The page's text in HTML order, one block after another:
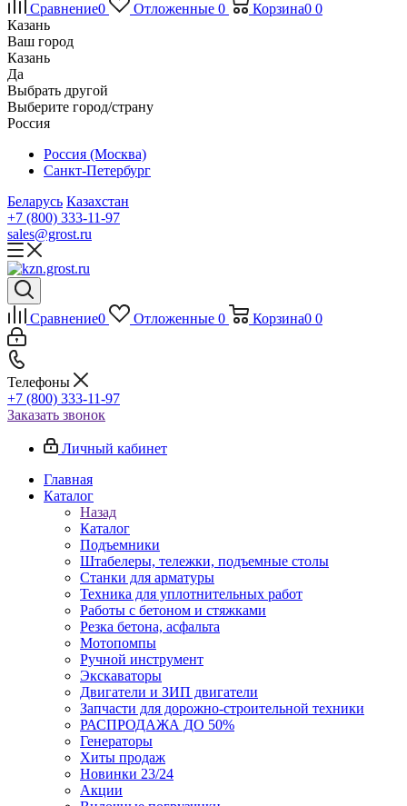
Сравнение0 Отложенные 0 Корзина0 0
Казань
Ваш город
Казань
Да
Выбрать другой
Выберите город/страну
Россия
Россия (Москва)
Санкт-Петербург
Беларусь Казахстан
+7 (800) 333-11-97
sales@grost.ru
Сравнение0 Отложенные 0 Корзина0 0
Телефоны
+7 (800) 333-11-97
Заказать звонок
Личный кабинет
Главная
Каталог
Назад
Каталог
Подъемники
Штабелеры, тележки, подъемные столы
Станки для арматуры
Техника для уплотнительных работ
Работы с бетоном и стяжками
Резка бетона, асфальта
Мотопомпы
Ручной инструмент
Экскаваторы
Двигатели и ЗИП двигатели
Запчасти для дорожно-строительной техники
РАСПРОДАЖА ДО 50%
Генераторы
Хиты продаж
Новинки 23/24
Акции